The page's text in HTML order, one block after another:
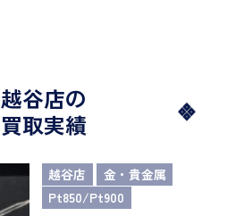
越谷店の
買取実績
越谷店
金・貴金属
Pt850/Pt900